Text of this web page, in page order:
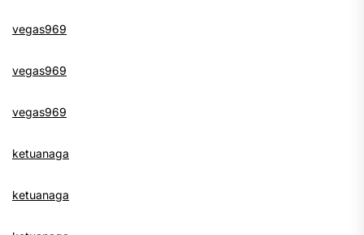
vegas969
vegas969
vegas969
ketuanaga
ketuanaga